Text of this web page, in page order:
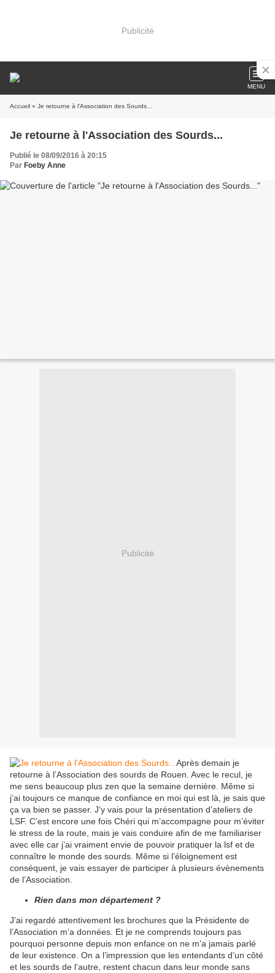
Publicité
MENU
Accueil » Je retourne à l'Association des Sourds...
Je retourne à l'Association des Sourds...
Publié le 08/09/2016 à 20:15
Par Foeby Anne
Publicité
Après demain je
retourne à l’Association des sourds de Rouen. Avec le recul, je
me sens beaucoup plus zen que la semaine dernière. Même si
j’ai toujours ce manque de confiance en moi qui est là, je sais que
ça va bien se passer. J’y vais pour la présentation d’ateliers de
LSF. C’est encore une fois Chéri qui m’accompagne pour m’éviter
le stress de la route, mais je vais conduire afin de me familiariser
avec elle car j’ai vraiment envie de pouvoir pratiquer la lsf et de
connaître le monde des sourds. Même si l’éloignement est
conséquent, je vais essayer de participer à plusieurs évènements
de l’Association.
Rien dans mon département ?
J’ai regardé attentivement les brochures que la Présidente de
l’Association m’a données. Et je ne comprends toujours pas
pourquoi personne depuis mon enfance on ne m’a jamais parlé
de leur existence. On a l’impression que les entendants d’un côté
et les sourds de l’autre, restent chacun dans leur monde sans